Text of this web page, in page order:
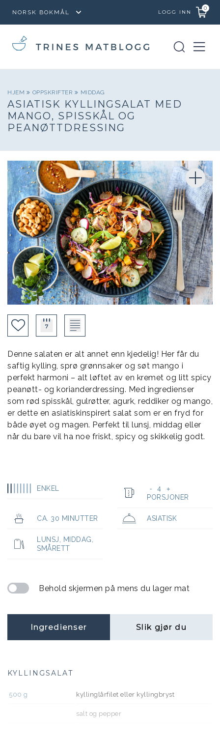
LOGG INN
0
HJEM OPPSKRIFTER MIDDAG
ASIATISK KYLLINGSALAT MED
MANGO, SPISSKÅL OG
PEANØTTDRESSING
Denne salaten er alt annet enn kjedelig! Her får du
saftig kylling, sprø grønnsaker og søt mango i
perfekt harmoni – alt løftet av en kremet og litt spicy
peanøtt- og korianderdressing. Med ingredienser
som rød spisskål, gulrøtter, agurk, reddiker og mango,
er dette en asiatiskinspirert salat som er en fryd for
både øyet og magen. Perfekt til lunsj, middag eller
når du bare vil ha noe friskt, spicy og skikkelig godt.
ENKEL - 4 +
PORSJONER
CA. 30 MINUTTER ASIATISK
LUNSJ MIDDAG
SMÅRETT
Behold skjermen på mens du lager mat
Ingredienser Slik gjør du
KYLLINGSALAT
500 g kyllinglårfilet eller kyllingbryst
salt og pepper